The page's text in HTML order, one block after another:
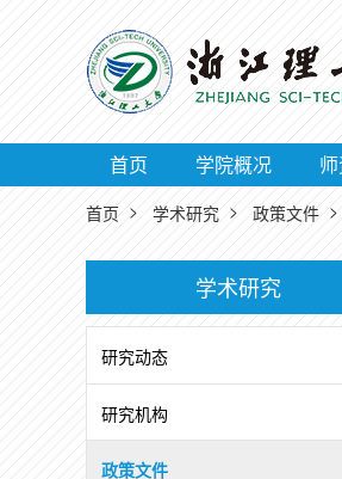
首页 学院概况
首页 > 学术研究 > 政策文件
学术研究
研究动态
研究机构
政策文件